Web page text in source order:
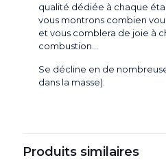
qualité dédiée à chaque
vous montrons combien
et vous comblera de joie à
combustion…
Se décline en de
dans la masse).
Produits similaires